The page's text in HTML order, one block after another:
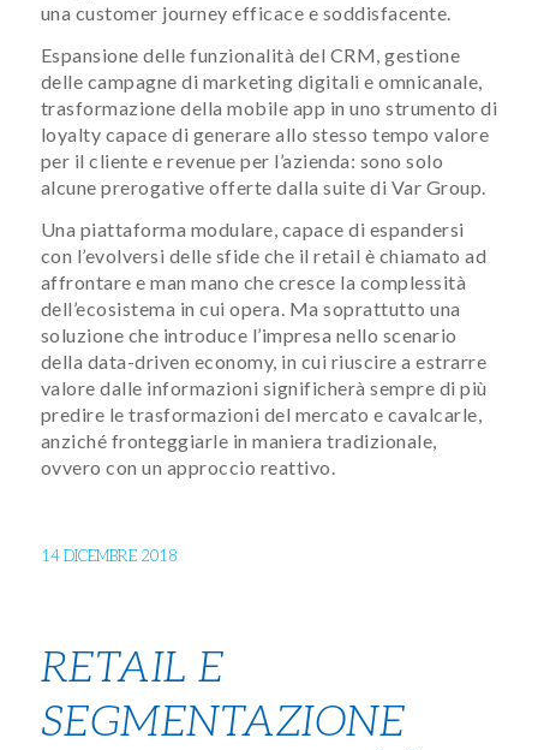
una customer journey efficace e soddisfacente.
Espansione delle funzionalità del CRM, gestione
delle campagne di marketing digitali e omnicanale,
trasformazione della mobile app in uno strumento di
loyalty capace di generare allo stesso tempo valore
per il cliente e revenue per l’azienda: sono solo
alcune prerogative offerte dalla suite di Var Group.
Una piattaforma modulare, capace di espandersi
con l’evolversi delle sfide che il retail è chiamato ad
affrontare e man mano che cresce la complessità
dell’ecosistema in cui opera. Ma soprattutto una
soluzione che introduce l’impresa nello scenario
della data-driven economy, in cui riuscire a estrarre
valore dalle informazioni significherà sempre di più
predire le trasformazioni del mercato e cavalcarle,
anziché fronteggiarle in maniera tradizionale,
ovvero con un approccio reattivo.
14 DICEMBRE 2018
RETAIL E
SEGMENTAZIONE